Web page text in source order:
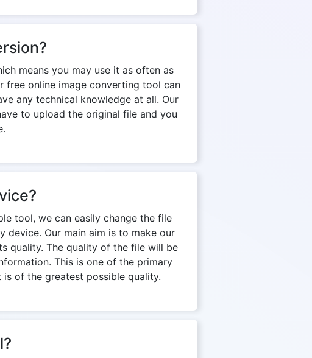
means you may use it as often as
free online image converting tool can
any technical knowledge at all. Our
to upload the original file and you
tool, we can easily change the file
device. Our main aim is to make our
quality. The quality of the file will be
This is one of the primary
of the greatest possible quality.